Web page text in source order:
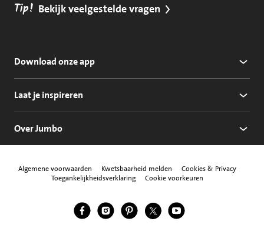
Tip! Bekijk veelgestelde vragen
Download onze app
Laat je inspireren
Over Jumbo
Algemene voorwaarden Kwetsbaarheid melden
Cookies & Privacy
Toegankelijkheidsverklaring
Cookie voorkeuren
Volg ons
Jumbo Facebook
Jumbo Instagram
Jumbo Pinterest
Jumbo Twitter
Jumbo YouTube